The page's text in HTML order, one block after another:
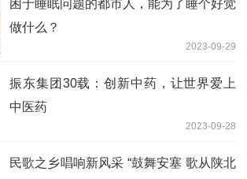
困于睡眠问题的都市人，能为了睡个好觉
做什么？
2023-09-29
振东集团30载：创新中药，让世界爱上
中医药
2023-09-28
民歌之乡唱响新风采 “鼓舞安塞 歌从陕北